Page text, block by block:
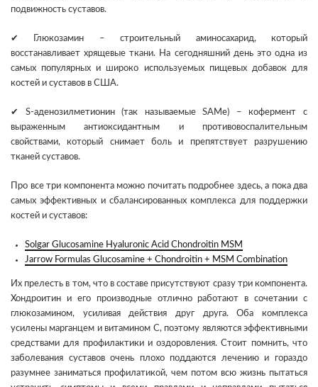
подвижность суставов.
✔ Глюкозамин – строительный аминосахарид, который
восстанавливает хрящевые ткани. На сегодняшний день это одна из
самых популярных и широко используемых пищевых добавок для
костей и суставов в США.
✔ S-аденозилметионин (так называемые SAMe) – кофермент с
выраженным антиоксидантным и противовоспалительным
свойствами, который снимает боль и препятствует разрушению
тканей суставов.
Про все три компонента можно почитать подробнее здесь, а пока два
самых эффективных и сбалансированных комплекса для поддержки
костей и суставов:
Solgar Glucosamine Hyaluronic Acid Chondroitin MSM
Jarrow Formulas Glucosamine + Chondroitin + MSM Combination
Их прелесть в том, что в составе присутствуют сразу три компонента.
Хондроитин и его производные отлично работают в сочетании с
глюкозамином, усиливая действия друг друга. Оба комплекса
усилены марганцем и витамином С, поэтому являются эффективными
средствами для профилактики и оздоровления. Стоит помнить, что
заболевания суставов очень плохо поддаются лечению и гораздо
разумнее заниматься профилатикой, чем потом всю жизнь пытаться